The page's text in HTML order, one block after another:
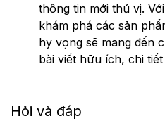
thông tin mới thú vị.
khám phá các sản
hy vọng sẽ mang đến
bài viết hữu ích, chi
Hỏi và đáp